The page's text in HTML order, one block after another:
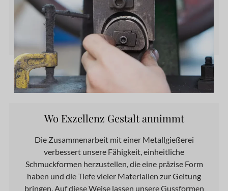
Wo Exzellenz Gestalt annimmt
Die Zusammenarbeit mit einer Metallgießerei
verbessert unsere Fähigkeit, einheitliche
Schmuckformen herzustellen, die eine präzise Form
haben und die Tiefe vieler Materialien zur Geltung
bringen. Auf diese Weise lassen unsere Gussformen